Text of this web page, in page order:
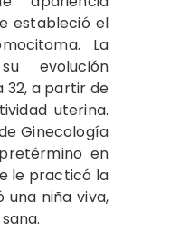
estableció el
La
evolución
32, a partir de
uterina.
Ginecología
en
le practicó la
una niña viva,